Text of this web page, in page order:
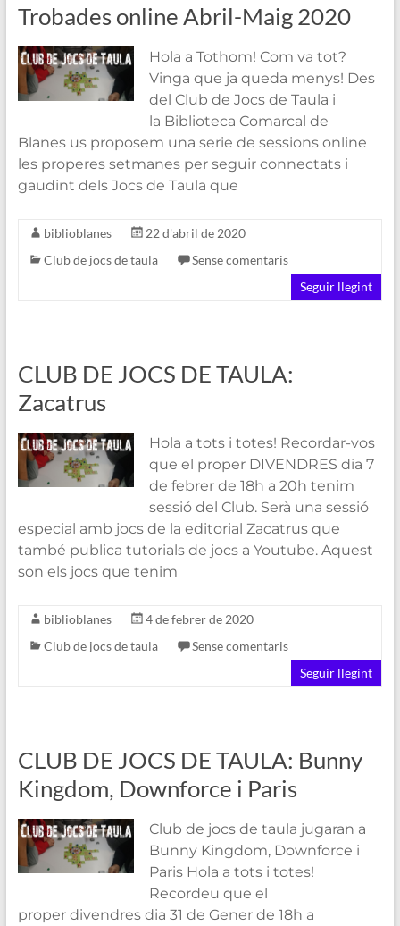
Trobades online Abril-Maig 2020
Hola a Tothom! Com va tot?
Vinga que ja queda menys! Des
del Club de Jocs de Taula i
la Biblioteca Comarcal de
Blanes us proposem una serie de sessions online
les properes setmanes per seguir connectats i
gaudint dels Jocs de Taula que
biblioblanes
22 d'abril de 2020
Club de jocs de taula
Sense comentaris
Seguir llegint
CLUB DE JOCS DE TAULA:
Zacatrus
Hola a tots i totes! Recordar-vos
que el proper DIVENDRES dia 7
de febrer de 18h a 20h tenim
sessió del Club. Serà una sessió
especial amb jocs de la editorial Zacatrus que
també publica tutorials de jocs a Youtube. Aquest
son els jocs que tenim
biblioblanes
4 de febrer de 2020
Club de jocs de taula
Sense comentaris
Seguir llegint
CLUB DE JOCS DE TAULA: Bunny
Kingdom, Downforce i Paris
Club de jocs de taula jugaran a
Bunny Kingdom, Downforce i
Paris Hola a tots i totes!
Recordeu que el
proper divendres dia 31 de Gener de 18h a